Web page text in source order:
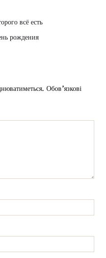
всё есть
рождения
Обов’язкові